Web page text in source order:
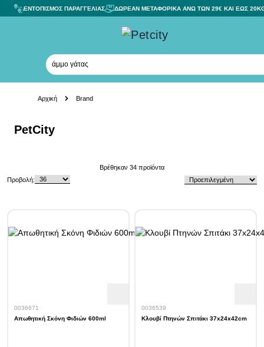
ΕΝΤΟΠΙΣΜΟΣ ΠΑΡΑΓΓΕΛΙΑΣ ΔΩΡΕΑΝ ΜΕΤΑΦΟΡΙΚΑ ΑΝΩ ΤΩΝ 29€ ΚΑΙ ΕΩΣ
άμμο γάτας
Αρχική Brand
PetCity
Βρέθηκαν 34 προϊόντα
Προβολή:
0036671
Απωθητική Σκόνη Φιδιών 600ml
0036539
Κλουβί Πτηνών Σπιτάκι 37x24x42cm